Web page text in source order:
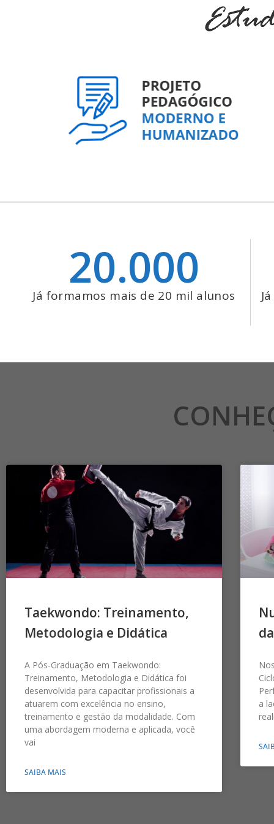
Já formamos mais de 20 mil alunos
20.000
Taekwondo: Treinamento,
Metodologia e Didática
A Pós-Graduação em Taekwondo:
Treinamento, Metodologia e Didática foi
desenvolvida para capacitar profissionais a
atuarem com excelência no ensino,
treinamento e gestão da modalidade. Com
uma abordagem moderna e aplicada, você
vai
SAIBA MAIS
a